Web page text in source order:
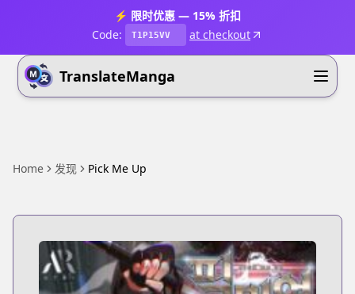
⚡ 限时优惠 — 15% 折扣
Code:
T1P15VV at checkout
TranslateManga
Home 发现 Pick Me Up